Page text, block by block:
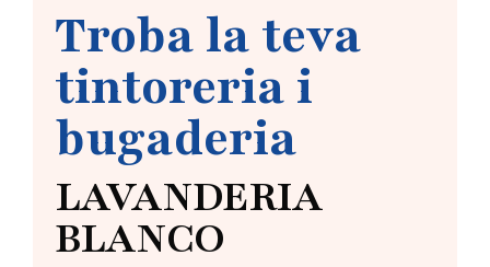
Troba la teva
tintoreria i
bugaderia
LAVANDERIA
BLANCO